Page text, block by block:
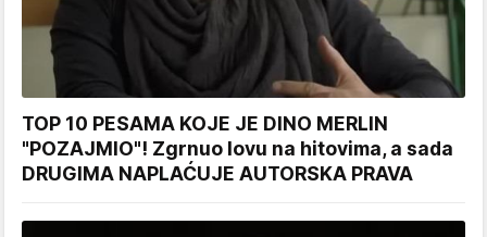
TOP 10 PESAMA KOJE JE DINO MERLIN
"POZAJMIO"! Zgrnuo lovu na hitovima, a sada
DRUGIMA NAPLAĆUJE AUTORSKA PRAVA